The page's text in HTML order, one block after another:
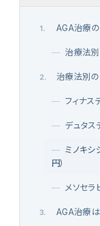
1. AGA治療
— 治療法別
2. 治療法別
— フィナス
— デュタス
— ミノキ
円）
— メソセ
3. AGA治療